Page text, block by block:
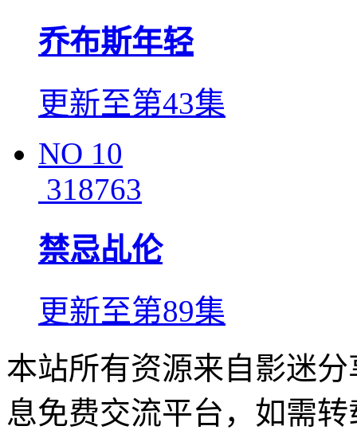
乔布斯年轻
更新至第43集
NO 10
318763
禁忌乩伦
更新至第89集
本站所有资源来自影迷
息免费交流平台，如需